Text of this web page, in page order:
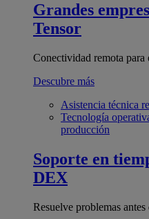
Grandes
Tensor
Conectividad remota para
Descubre más
Asistencia técnica
Tecnología
producción
Soporte en
DEX
Resuelve problemas